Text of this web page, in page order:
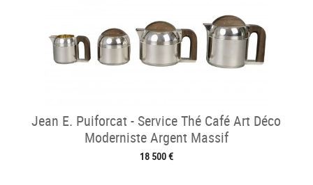
Jean E. Puiforcat - Service Thé Café Art Déco
Moderniste Argent Massif
18 500 €